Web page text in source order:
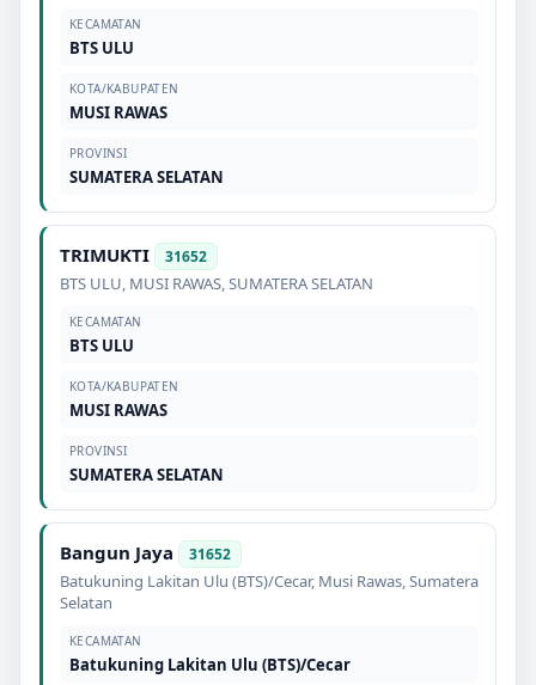
KECAMATAN
BTS ULU
KOTA/KABUPATEN
MUSI RAWAS
PROVINSI
SUMATERA SELATAN
TRIMUKTI 31652
BTS ULU, MUSI RAWAS,SUMATERA SELATAN
KECAMATAN
BTS ULU
KOTA/KABUPATEN
MUSI RAWAS
PROVINSI
SUMATERA SELATAN
Bangun Jaya 31652
Batukuning Lakitan Ulu (BTS)/Cecar, Musi Rawas,Sumatera
Selatan
KECAMATAN
Batukuning Lakitan Ulu (BTS)/Cecar